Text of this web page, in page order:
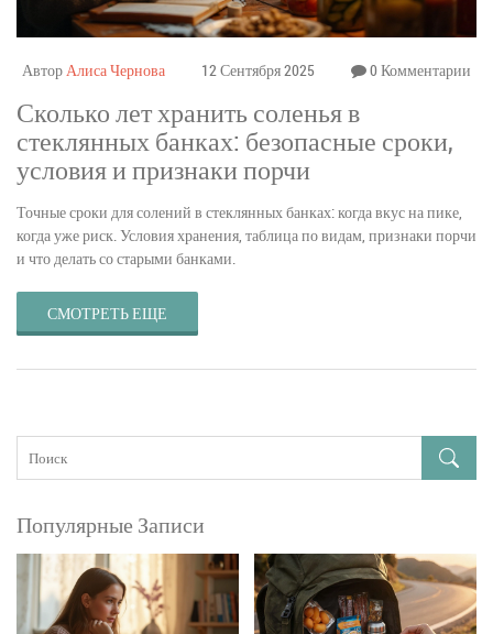
АвторАлиса Чернова 12 Сентября 2025 0 Комментарии
Сколько лет хранить соленья в
стеклянных банках: безопасные сроки,
условия и признаки порчи
Точные сроки для солений в стеклянных банках: когда вкус на пике,
когда уже риск. Условия хранения, таблица по видам, признаки порчи
и что делать со старыми банками.
СМОТРЕТЬ ЕЩЕ
Популярные Записи